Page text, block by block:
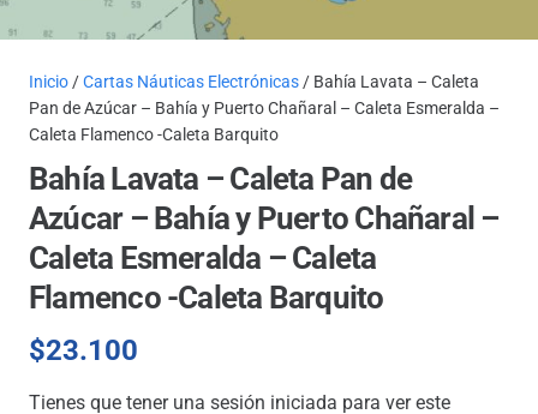
Inicio /Cartas Náuticas Electrónicas / Bahía Lavata – Caleta
Pan de Azúcar – Bahía y Puerto Chañaral – Caleta Esmeralda –
Caleta Flamenco -Caleta Barquito
Bahía Lavata – Caleta Pan de
Azúcar – Bahía y Puerto Chañaral –
Caleta Esmeralda – Caleta
Flamenco -Caleta Barquito
$23.100
Tienes que tener una sesión iniciada para ver este